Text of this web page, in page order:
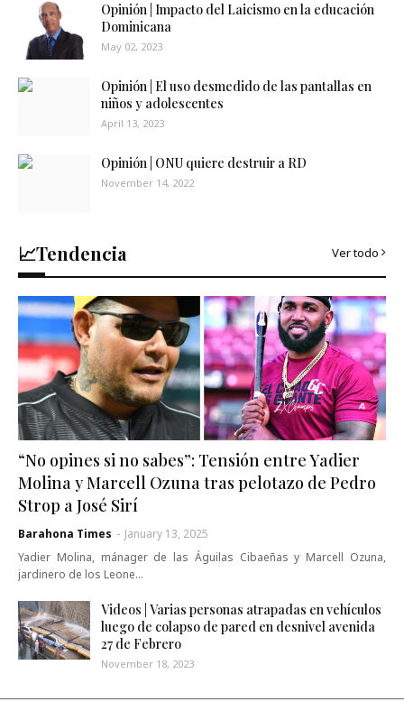
Opinión | Impacto del Laicismo en la educación
Dominicana
May 02, 2023
Opinión | El uso desmedido de las pantallas en
niños y adolescentes
April 13, 2023
Opinión | ONU quiere destruir a RD
November 14, 2022
📈Tendencia Ver todo
“No opines si no sabes”: Tensión entre Yadier
Molina y Marcell Ozuna tras pelotazo de Pedro
Strop a José Sirí
Barahona Times - January 13, 2025
Yadier Molina, mánager de las Águilas Cibaeñas y Marcell Ozuna,
jardinero de los Leone…
Videos | Varias personas atrapadas en vehículos
luego de colapso de pared en desnivel avenida
27 de Febrero
November 18, 2023